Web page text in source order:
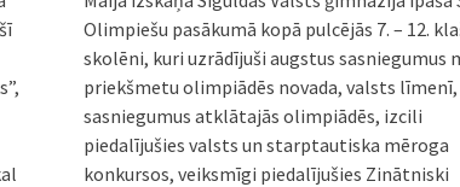
Olimpiešu pasākumā kopā pulcējās 7. – 12.
skolēni, kuri uzrādījuši augstus sasniegumus
priekšmetu olimpiādēs novada, valsts līmenī,
sasniegumus atklātajās olimpiādēs, izcili
piedalījušies valsts un starptautiska mēroga
konkursos, veiksmīgi piedalījušies Zinātniski